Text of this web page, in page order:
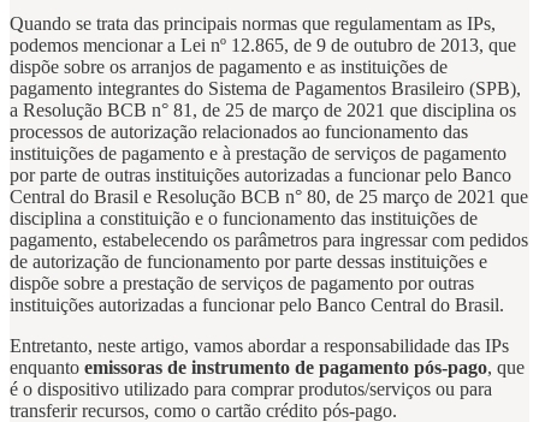
Quando se trata das principais normas que regulamentam as IPs,
podemos mencionar a Lei nº 12.865, de 9 de outubro de 2013, que
dispõe sobre os arranjos de pagamento e as instituições de
pagamento integrantes do Sistema de Pagamentos Brasileiro (SPB),
a Resolução BCB n° 81, de 25 de março de 2021 que disciplina os
processos de autorização relacionados ao funcionamento das
instituições de pagamento e à prestação de serviços de pagamento
por parte de outras instituições autorizadas a funcionar pelo Banco
Central do Brasil e Resolução BCB n° 80, de 25 março de 2021 que
disciplina a constituição e o funcionamento das instituições de
pagamento, estabelecendo os parâmetros para ingressar com pedidos
de autorização de funcionamento por parte dessas instituições e
dispõe sobre a prestação de serviços de pagamento por outras
instituições autorizadas a funcionar pelo Banco Central do Brasil.
Entretanto, neste artigo, vamos abordar a responsabilidade das IPs
enquanto emissoras de instrumento de pagamento pós-pago, que
é o dispositivo utilizado para comprar produtos/serviços ou para
transferir recursos, como o cartão crédito pós-pago.